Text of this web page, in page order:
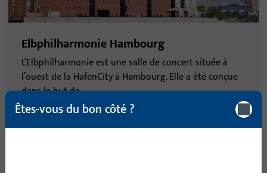
Elbphilharmonie Hambourg
L’Elbphilharmonie est une salle de concert située à
l’ouest de la HafenCity à Hambourg. Elle a été conçue
dans le but de...
Êtes-vous du bon côté ?